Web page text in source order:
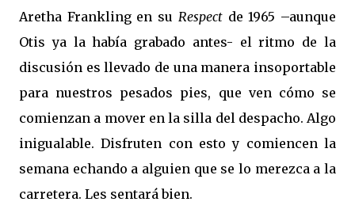
Aretha Frankling en su Respectde 1965 –aunque
Otis ya la había grabado antes- el ritmo de la
discusión es llevado de una manera insoportable
para nuestros pesados pies, que ven cómo se
comienzan a mover en la silla del despacho. Algo
inigualable. Disfruten con esto y comiencen la
semana echando a alguien que se lo merezca a la
carretera. Les sentará bien.